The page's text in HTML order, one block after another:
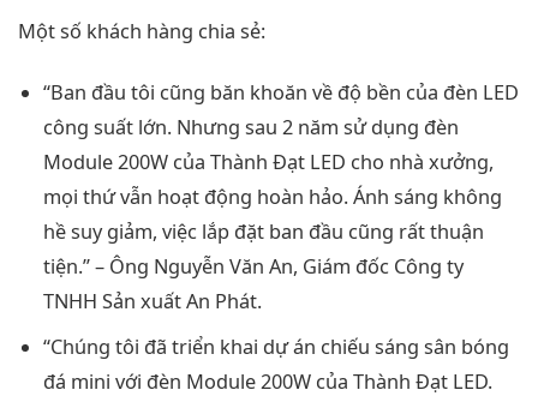
Một số khách hàng chia sẻ:
“Ban đầu tôi cũng băn khoăn về độ bền của đèn LED
công suất lớn. Nhưng sau 2 năm sử dụng đèn
Module 200W của Thành Đạt LED cho nhà xưởng,
mọi thứ vẫn hoạt động hoàn hảo. Ánh sáng không
hề suy giảm, việc lắp đặt ban đầu cũng rất thuận
tiện.” – Ông Nguyễn Văn An, Giám đốc Công ty
TNHH Sản xuất An Phát.
“Chúng tôi đã triển khai dự án chiếu sáng sân bóng
đá mini với đèn Module 200W của Thành Đạt LED.